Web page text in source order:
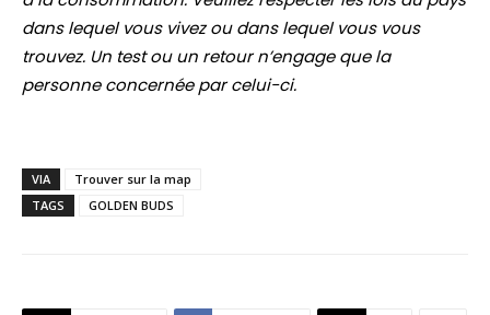
dans lequel vous vivez ou dans lequel vous vous
trouvez. Un test ou un retour n’engage que la
personne concernée par celui-ci.
VIA
Trouver sur la map
TAGS
GOLDEN BUDS